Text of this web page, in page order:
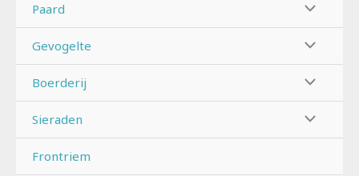
Paard
Gevogelte
Boerderij
Sieraden
Frontriem